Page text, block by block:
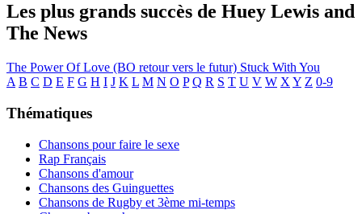
Les plus grands succès de Huey Lewis and
The News
The Power Of Love (BO retour vers le futur) Stuck With You
A B C D E F G H I J K L M N O P Q R S T U V W X Y Z 0-9
Thématiques
Chansons pour faire le sexe
Rap Français
Chansons d'amour
Chansons des Guinguettes
Chansons de Rugby et 3ème mi-temps